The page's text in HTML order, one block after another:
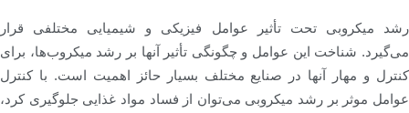
رشد میکروبی تحت تأثیر عوامل فیزیکی و شیمیایی مختلفی قرار
می‌گیرد. شناخت این عوامل و چگونگی تأثیر آنها بر رشد میکروب‌ها، برای
کنترل و مهار آنها در صنایع مختلف بسیار حائز اهمیت است. با کنترل
عوامل موثر بر رشد میکروبی می‌توان از فساد مواد غذایی جلوگیری کرد،